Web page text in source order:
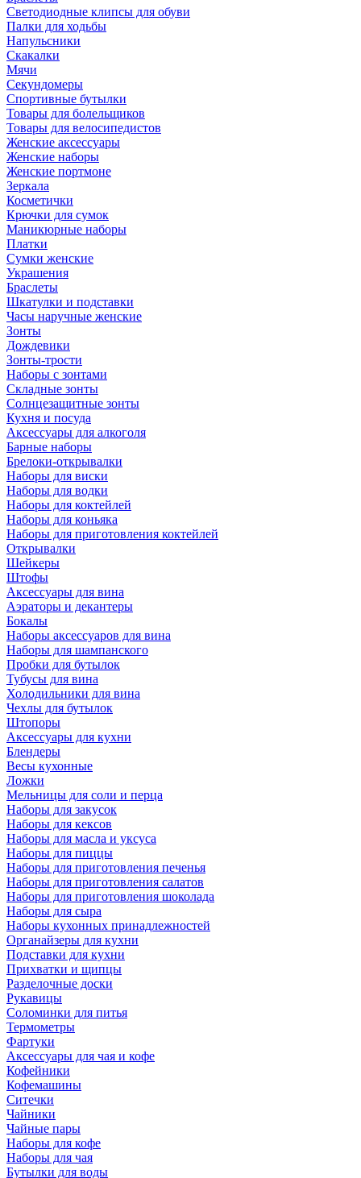
Светодиодные клипсы для обуви
Палки для ходьбы
Напульсники
Скакалки
Мячи
Секундомеры
Спортивные бутылки
Товары для болельщиков
Товары для велосипедистов
Женские аксессуары
Женские наборы
Женские портмоне
Зеркала
Косметички
Крючки для сумок
Маникюрные наборы
Платки
Сумки женские
Украшения
Браслеты
Шкатулки и подставки
Часы наручные женские
Зонты
Дождевики
Зонты-трости
Наборы с зонтами
Складные зонты
Солнцезащитные зонты
Кухня и посуда
Аксессуары для алкоголя
Барные наборы
Брелоки-открывалки
Наборы для виски
Наборы для водки
Наборы для коктейлей
Наборы для коньяка
Наборы для приготовления коктейлей
Открывалки
Шейкеры
Штофы
Аксессуары для вина
Аэраторы и декантеры
Бокалы
Наборы аксессуаров для вина
Наборы для шампанского
Пробки для бутылок
Тубусы для вина
Холодильники для вина
Чехлы для бутылок
Штопоры
Аксессуары для кухни
Блендеры
Весы кухонные
Ложки
Мельницы для соли и перца
Наборы для закусок
Наборы для кексов
Наборы для масла и уксуса
Наборы для пиццы
Наборы для приготовления печенья
Наборы для приготовления салатов
Наборы для приготовления шоколада
Наборы для сыра
Наборы кухонных принадлежностей
Органайзеры для кухни
Подставки для кухни
Прихватки и щипцы
Разделочные доски
Рукавицы
Соломинки для питья
Термометры
Фартуки
Аксессуары для чая и кофе
Кофейники
Кофемашины
Ситечки
Чайники
Чайные пары
Наборы для кофе
Наборы для чая
Бутылки для воды